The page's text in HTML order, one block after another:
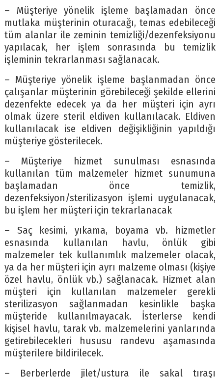
– Müşteriye yönelik işleme başlamadan önce
mutlaka müşterinin oturacağı, temas edebileceği
tüm alanlar ile zeminin temizliği/dezenfeksiyonu
yapılacak, her işlem sonrasında bu temizlik
işleminin tekrarlanması sağlanacak.
– Müşteriye yönelik işleme başlanmadan önce
çalışanlar müşterinin görebileceği şekilde ellerini
dezenfekte edecek ya da her müşteri için ayrı
olmak üzere steril eldiven kullanılacak. Eldiven
kullanılacak ise eldiven değişikliğinin yapıldığı
müşteriye gösterilecek.
– Müşteriye hizmet sunulması esnasında
kullanılan tüm malzemeler hizmet sunumuna
başlamadan önce temizlik,
dezenfeksiyon/sterilizasyon işlemi uygulanacak,
bu işlem her müşteri için tekrarlanacak
– Saç kesimi, yıkama, boyama vb. hizmetler
esnasında kullanılan havlu, önlük gibi
malzemeler tek kullanımlık malzemeler olacak,
ya da her müşteri için ayrı malzeme olması (kişiye
özel havlu, önlük vb.) sağlanacak. Hizmet alan
müşteri için kullanılan malzemeler gerekli
sterilizasyon sağlanmadan kesinlikle başka
müşteride kullanılmayacak. İsterlerse kendi
kişisel havlu, tarak vb. malzemelerini yanlarında
getirebilecekleri hususu randevu aşamasında
müşterilere bildirilecek.
– Berberlerde jilet/ustura ile sakal tıraşı